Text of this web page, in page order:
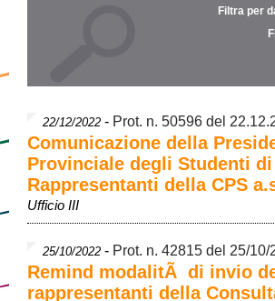
Filtra per
22/12/2022 - Prot. n. 50596 del
Comunicazione della
Provinciale degli Studenti di
Rappresentanti della CPS
Ufficio III
25/10/2022 - Prot. n. 42815 del 25/10/
Remind modalitÃ di invio
rappresentanti della